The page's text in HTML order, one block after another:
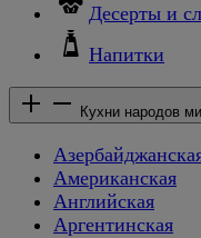
Десерты и
Напитки
Кухни народов
Американская
Английская
Аргентинская